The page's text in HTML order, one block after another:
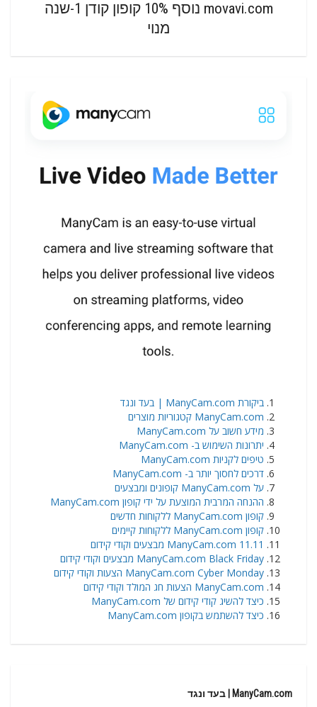
movavi.com נוסף 10% קופון קודן 1-שנה
מנוי
ביקורת ManyCam.com | בעד ונגד
ManyCam.com קטגוריות מוצרים
מידע חשוב על ManyCam.com
יתרונות השימוש ב- ManyCam.com
טיפים לקניות ManyCam.com
דרכים לחסוך יותר ב- ManyCam.com
על ManyCam.com קופונים ומבצעים
ההנחה המרבית המוצעת על ידי קופון ManyCam.com
קופון ManyCam.com ללקוחות חדשים
קופון ManyCam.com ללקוחות קיימים
ManyCam.com 11.11 מבצעים וקודי קידום
ManyCam.com Black Friday מבצעים וקודי קידום
ManyCam.com Cyber Monday הצעות וקודי קידום
ManyCam.com הצעות חג המולד וקודי קידום
כיצד להשיג קודי קידום של ManyCam.com
כיצד להשתמש בקופון ManyCam.com
ManyCam.com | בעד ונגד